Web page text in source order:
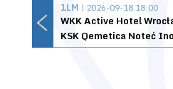
1LM | 2026-09-18 18:00
WKK Active Hotel